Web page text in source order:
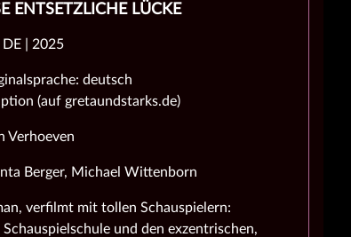
ENTSETZLICHE LÜCKE
| 2025
deutsch
(auf gretaundstarks.de)
Verhoeven
Berger, Michael Wittenborn
verfilmt mit tollen Schauspielern:
und den exzentrischen,